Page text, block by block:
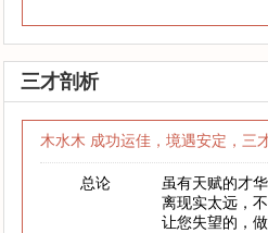
三才剖析
木水木 成功运佳，境遇安定，三
总论
虽有天赋的才
离现实太远，
让您失望的，